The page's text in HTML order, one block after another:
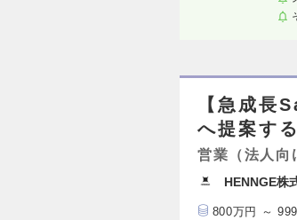
【急成長
へ提案す
営業（法人向
HENNGE株
800万円 ～